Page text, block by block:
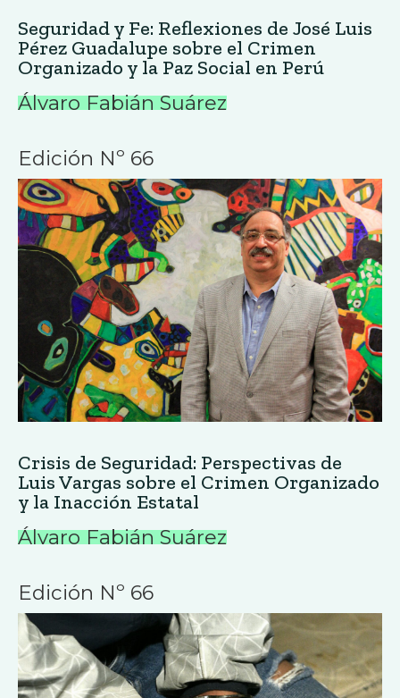
Seguridad y Fe: Reflexiones de José Luis
Pérez Guadalupe sobre el Crimen
Organizado y la Paz Social en Perú
Álvaro Fabián Suárez
Edición Nº 66
Crisis de Seguridad: Perspectivas de
Luis Vargas sobre el Crimen Organizado
y la Inacción Estatal
Álvaro Fabián Suárez
Edición Nº 66